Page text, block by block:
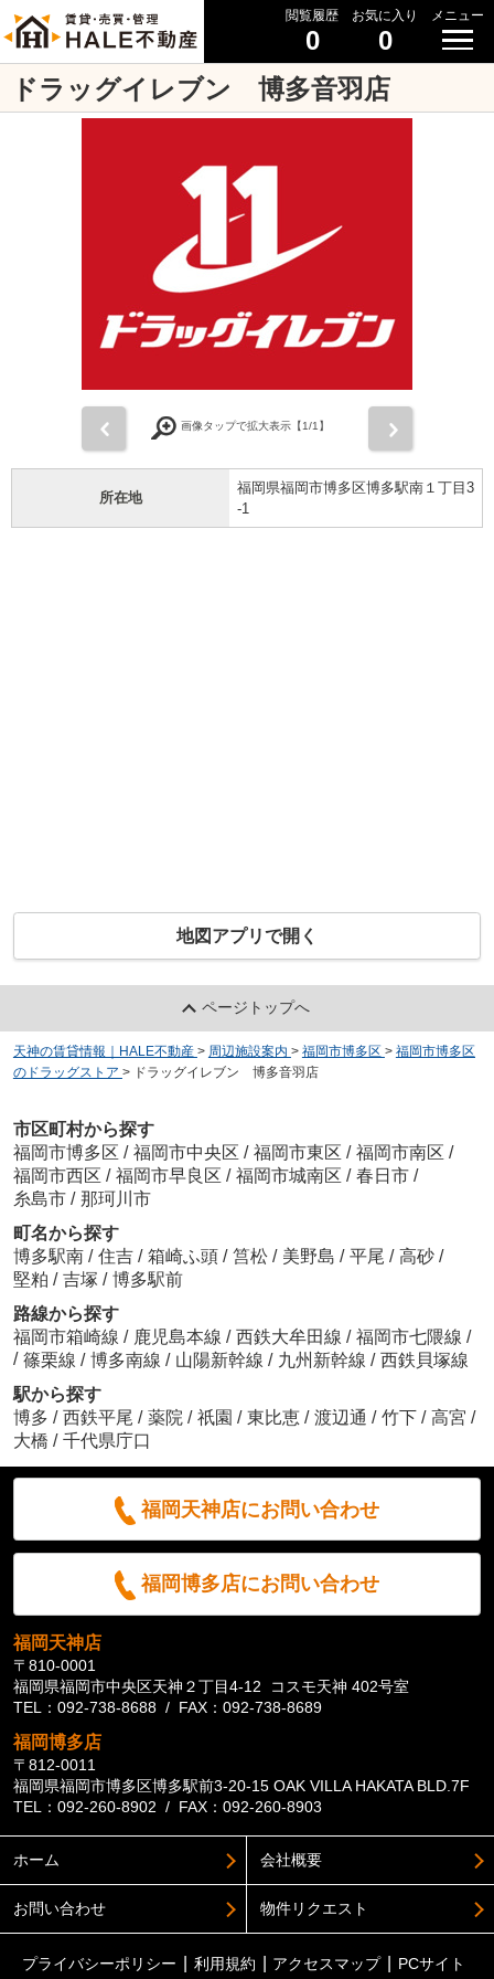
閲覧履歴
0
お気に入り
0
メニュー
ドラッグイレブン 博多音羽店
画像タップで拡大表示【1/1】
所在地
福岡県福岡市博多区博多駅南１丁目3
-1
地図アプリで開く
ページトップへ
天神の賃貸情報｜HALE不動産 > 周辺施設案内 > 福岡市博多区 > 福岡市博多区
のドラッグストア > ドラッグイレブン 博多音羽店
市区町村から探す
福岡市博多区 / 福岡市中央区 / 福岡市東区 / 福岡市南区 /
福岡市西区 / 福岡市早良区 / 福岡市城南区 / 春日市 /
糸島市 / 那珂川市
町名から探す
博多駅南 / 住吉 / 箱崎ふ頭 / 筥松 / 美野島 / 平尾 / 高砂 /
堅粕 / 吉塚 / 博多駅前
路線から探す
福岡市箱崎線 / 鹿児島本線 / 西鉄大牟田線 / 福岡市七隈線 /
/ 篠栗線 / 博多南線 / 山陽新幹線 / 九州新幹線 / 西鉄貝塚線
駅から探す
博多 / 西鉄平尾 / 薬院 / 祇園 / 東比恵 / 渡辺通 / 竹下 / 高宮 /
大橋 / 千代県庁口
福岡天神店にお問い合わせ
福岡博多店にお問い合わせ
福岡天神店
〒810-0001
福岡県福岡市中央区天神２丁目4-12 コスモ天神 402号室
TEL：092-738-8688 / FAX：092-738-8689
福岡博多店
〒812-0011
福岡県福岡市博多区博多駅前3-20-15 OAK VILLA HAKATA BLD.7F
TEL：092-260-8902 / FAX：092-260-8903
ホーム 会社概要
お問い合わせ 物件リクエスト
プライバシーポリシー 利用規約 アクセスマップ
PCサイト